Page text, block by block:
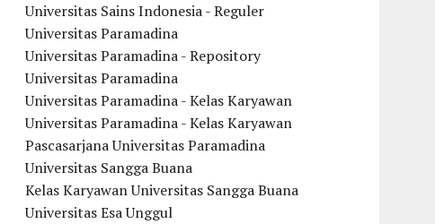
Universitas Sains Indonesia - Reguler
Universitas Paramadina
Universitas Paramadina - Repository
Universitas Paramadina
Universitas Paramadina - Kelas Karyawan
Universitas Paramadina - Kelas Karyawan
Pascasarjana Universitas Paramadina
Universitas Sangga Buana
Kelas Karyawan Universitas Sangga Buana
Universitas Esa Unggul